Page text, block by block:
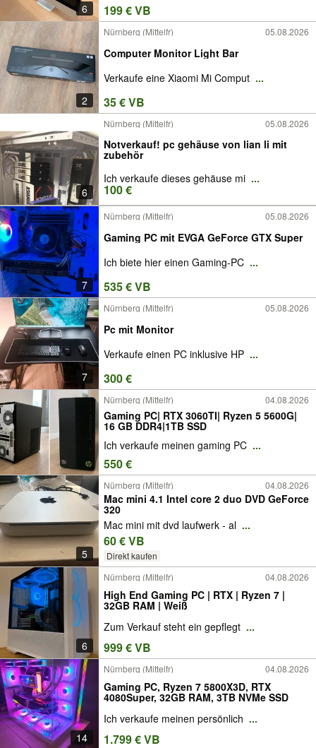
6 199 € VB
2
Nürnberg (Mittelfr) 05.08.2026
Computer Monitor Light Bar
Verkaufe eine Xiaomi Mi Comput ...
35 € VB
6
Nürnberg (Mittelfr) 05.08.2026
Notverkauf! pc gehäuse von lian li mit
zubehör
Ich verkaufe dieses gehäuse mi ...
100 €
7
Nürnberg (Mittelfr) 05.08.2026
Gaming PC mit EVGA GeForce GTX Super
Ich biete hier einen Gaming-PC ...
535 € VB
7
Nürnberg (Mittelfr) 05.08.2026
Pc mit Monitor
Verkaufe einen PC inklusive HP ...
300 €
Nürnberg (Mittelfr) 04.08.2026
Gaming PC| RTX 3060TI| Ryzen 5 5600G|
16 GB DDR4|1TB SSD
Ich verkaufe meinen gaming PC ...
550 €
5
Nürnberg (Mittelfr) 04.08.2026
Mac mini 4.1 Intel core 2 duo DVD GeForce
320
Mac mini mit dvd laufwerk - al ...
60 € VB
Direkt kaufen
6
Nürnberg (Mittelfr) 04.08.2026
High End Gaming PC | RTX | Ryzen 7 |
32GB RAM | Weiß
Zum Verkauf steht ein gepflegt ...
999 € VB
14
Nürnberg (Mittelfr) 04.08.2026
Gaming PC, Ryzen 7 5800X3D, RTX
4080Super, 32GB RAM, 3TB NVMe SSD
Ich verkaufe meinen persönlich ...
1.799 € VB